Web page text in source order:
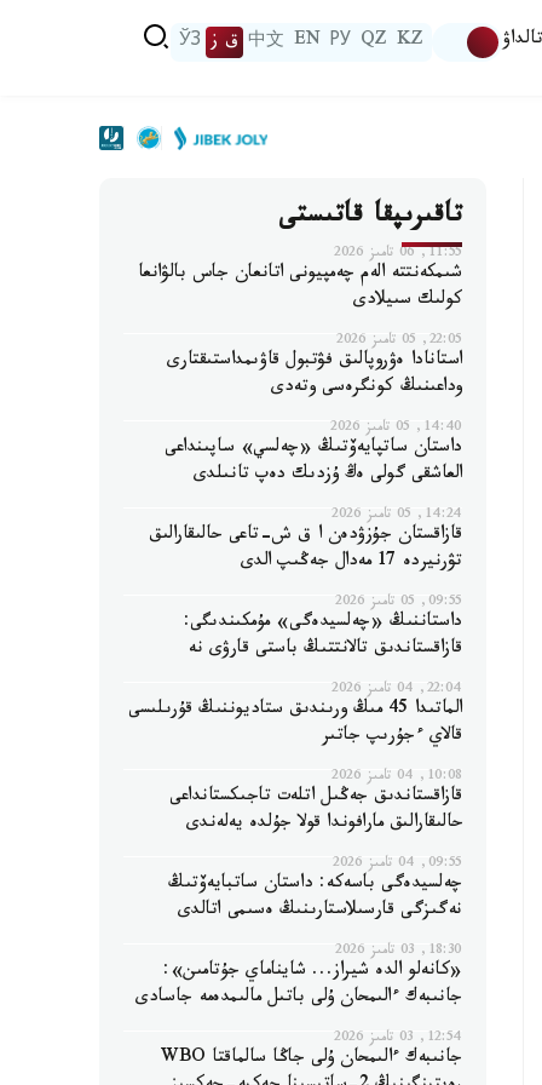
تالداۋ KZ
QZ
РУ
EN
中文 ق ز ЎЗ
تاقىرىپقا قاتىستى
11:55, 06 تامىز 2026
شىمكەنتتە الەم چەمپيونى اتانعان جاس بالۋانعا
كولىك سىيلادى
22:05, 05 تامىز 2026
استانادا ەۋروپالىق فۋتبول قاۋىمداستىقتارى
وداعىنىڭ كونگرەسى وتەدى
14:40, 05 تامىز 2026
داستان ساتپايەۆتىڭ «چەلسي» ساپىنداعى
العاشقى گولى ەڭ ۇزدىك دەپ تانىلدى
14:24, 05 تامىز 2026
قازاقستان جۇزۋدەن ا ق ش-تاعى حالىقارالىق
تۋرنيردە 17 مەدال جەڭىپ الدى
09:55, 05 تامىز 2026
داستاننىڭ «چەلسيدەگى» مۇمكىندىگى:
قازاقستاندىق تالانتتىڭ باستى قارۋى نە
22:04, 04 تامىز 2026
الماتىدا 45 مىڭ ورىندىق ستاديوننىڭ قۇرىلىسى
قالاي ءجۇرىپ جاتىر
10:08, 04 تامىز 2026
قازاقستاندىق جەڭىل اتلەت تاجىكستانداعى
حالىقارالىق مارافوندا قولا جۇلدە يەلەندى
09:55, 04 تامىز 2026
چەلسيدەگى باسەكە: داستان ساتبايەۆتىڭ
نەگىزگى قارسىلاستارىنىڭ ەسىمى اتالدى
18:30, 03 تامىز 2026
«كانەلو الدە شيراز... شايناماي جۇتامىن»:
جانىبەك ءالىمحان ۇلى باتىل مالىمدەمە جاسادى
12:54, 03 تامىز 2026
جانىبەك ءالىمحان ۇلى جاڭا سالماقتا WBO